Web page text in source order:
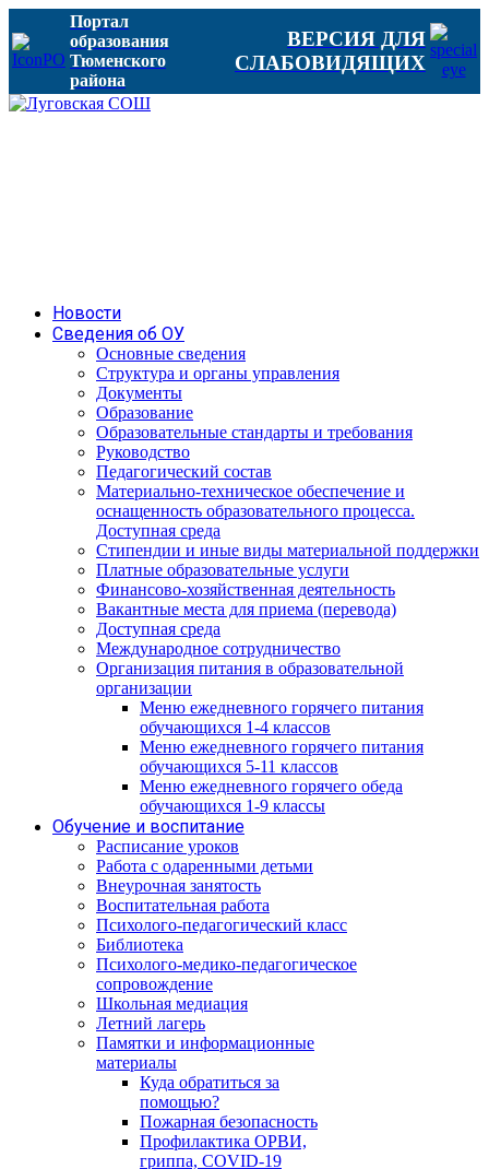
Портал
образования
Тюменского
района
ВЕРСИЯ ДЛЯ
СЛАБОВИДЯЩИХ
Новости
Сведения об ОУ
Основные сведения
Структура и органы управления
Документы
Образование
Образовательные стандарты и требования
Руководство
Педагогический состав
Материально-техническое обеспечение и
оснащенность образовательного процесса.
Доступная среда
Стипендии и иные виды материальной поддержки
Платные образовательные услуги
Финансово-хозяйственная деятельность
Вакантные места для приема (перевода)
Доступная среда
Международное сотрудничество
Организация питания в образовательной
организации
Меню ежедневного горячего питания
обучающихся 1-4 классов
Меню ежедневного горячего питания
обучающихся 5-11 классов
Меню ежедневного горячего обеда
обучающихся 1-9 классы
Обучение и воспитание
Расписание уроков
Работа с одаренными детьми
Внеурочная занятость
Воспитательная работа
Психолого-педагогический класс
Библиотека
Психолого-медико-педагогическое
сопровождение
Школьная медиация
Летний лагерь
Памятки и информационные
материалы
Куда обратиться за
помощью?
Пожарная безопасность
Профилактика ОРВИ,
гриппа, COVID-19